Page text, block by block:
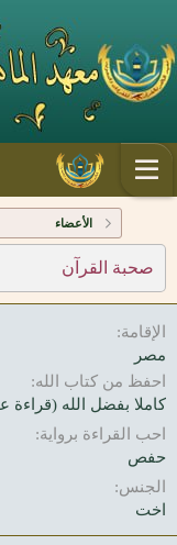
الأعضاء
صحبة القرآن
الإقامة
مصر
احفظ من كتاب الله
كاملا بفضل الله (قراءة
احب القراءة برواية
حفص
الجنس
اخت